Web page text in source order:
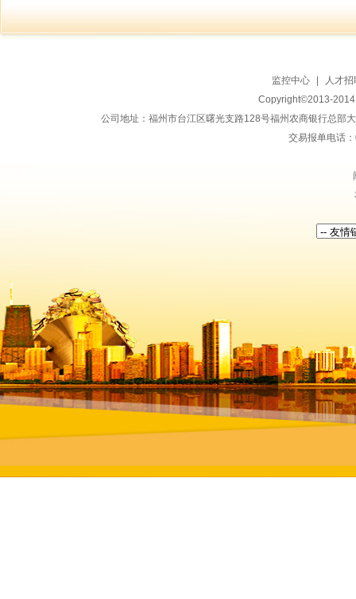
监控中心
人才招
Copyright©2013-
公司地址：福州市台江区曙光支路128号福州农商银行总
交易报单电话